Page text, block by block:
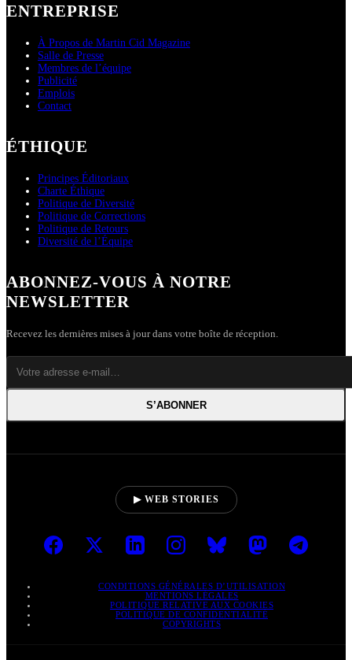
ENTREPRISE
À Propos de Martin Cid Magazine
Salle de Presse
Membres de l’équipe
Publicité
Emplois
Contact
ÉTHIQUE
Principes Éditoriaux
Charte Éthique
Politique de Diversité
Politique de Corrections
Politique de Retours
Diversité de l’Équipe
ABONNEZ-VOUS À NOTRE
NEWSLETTER
Recevez les dernières mises à jour dans votre boîte de réception.
S’ABONNER
▶ WEB STORIES
CONDITIONS GÉNÉRALES D’UTILISATION
MENTIONS LÉGALES
POLITIQUE RELATIVE AUX COOKIES
POLITIQUE DE CONFIDENTIALITÉ
COPYRIGHTS